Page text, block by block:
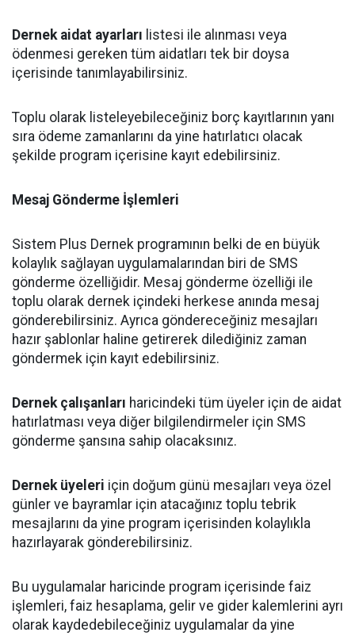
Dernek aidat ayarları listesi ile alınması veya
ödenmesi gereken tüm aidatları tek bir doysa
içerisinde tanımlayabilirsiniz.
Toplu olarak listeleyebileceğiniz borç kayıtlarının yanı
sıra ödeme zamanlarını da yine hatırlatıcı olacak
şekilde program içerisine kayıt edebilirsiniz.
Mesaj Gönderme İşlemleri
Sistem Plus Dernek programının belki de en büyük
kolaylık sağlayan uygulamalarından biri de SMS
gönderme özelliğidir. Mesaj gönderme özelliği ile
toplu olarak dernek içindeki herkese anında mesaj
gönderebilirsiniz. Ayrıca göndereceğiniz mesajları
hazır şablonlar haline getirerek dilediğiniz zaman
göndermek için kayıt edebilirsiniz.
Dernek çalışanları haricindeki tüm üyeler için de aidat
hatırlatması veya diğer bilgilendirmeler için SMS
gönderme şansına sahip olacaksınız.
Dernek üyeleri için doğum günü mesajları veya özel
günler ve bayramlar için atacağınız toplu tebrik
mesajlarını da yine program içerisinden kolaylıkla
hazırlayarak gönderebilirsiniz.
Bu uygulamalar haricinde program içerisinde faiz
işlemleri, faiz hesaplama, gelir ve gider kalemlerini ayrı
olarak kaydedebileceğiniz uygulamalar da yine